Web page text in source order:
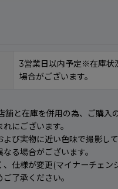
3営業日以内予定※在庫状
場合がございます。
舗と在庫を併用の為、ご購入
にございます。
び実物に近い色味で撮影し
る場合がございます。
仕様が変更(マイナーチェン
了承ください。